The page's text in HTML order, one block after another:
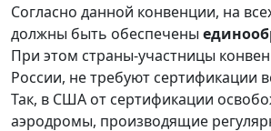
Согласно данной конвенции, на
должны быть обеспечены
При этом страны-участницы
России, не требуют сертификации
Так, в США от сертификации
аэродромы, производящие